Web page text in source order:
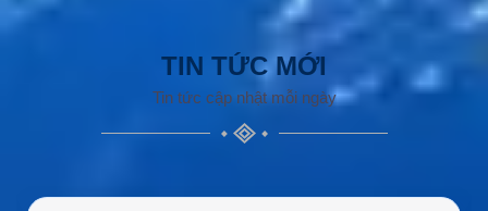
TIN TỨC MỚI
Tin tức cập nhật mỗi ngày